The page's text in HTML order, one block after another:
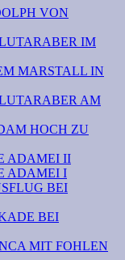
VON
IM
MARSTALL IN
AM
HOCH ZU
ADAMEI II
ADAMEI I
BEI
BEI
MIT FOHLEN